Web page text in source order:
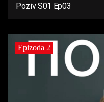
Poziv S01 Ep03
Epizoda 2